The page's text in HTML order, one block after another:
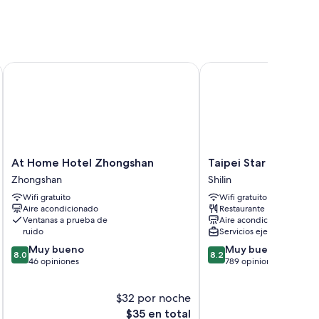
At
Home
Hotel
Zhongshan
Zhongshan
At Home Hotel Zhongshan
Zhongshan
Wifi gratuito
Aire acondicionado
Ventanas a prueba de
ruido
8.0
de
8.0 Muy bueno
46 opiniones
$32 por noche
El
$35 en total
At Home Hotel Zhongshan
Taipei
Star
Beauty
Resort
Hotel
Shilin
Taipei Star Beauty
Shilin
Wifi gratuito
Restaurante
Aire acondicionado
Servicios ejecutivos
8.2
de
8.2 Muy bueno
789 opiniones
Taipei Star Beauty